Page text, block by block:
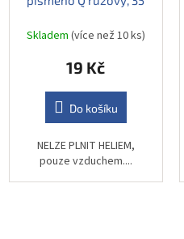
Skladem (více než 10 ks)
19 Kč
Do košíku
NELZE PLNIT HELIEM,
pouze vzduchem....